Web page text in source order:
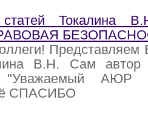
статей Токалина
Представляем
В.Н. Сам автор
"Уважаемый АЮР
СПАСИБО